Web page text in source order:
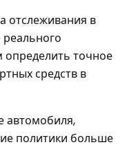
отслеживания в
точное
средств в
автомобиля,
политики больше